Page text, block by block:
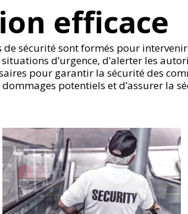
efficace
de sécurité sont formés pour
d’urgence, d’alerter les
pour garantir la sécurité des
potentiels et d’assurer la